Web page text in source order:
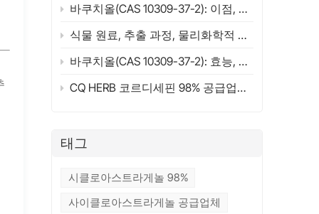
바쿠치올(CAS 10309-37-2): 이점, 응용 분야, 과학 연구 및 공급업체 선정 가이드(2026)
식물 원료, 추출 과정, 물리화학적 특성 및 작용 메커니즘
바쿠치올(CAS 10309-37-2): 효능, 활용법, 레티놀 비교 및 ​​구매 가이드 (2026)
CQ HERB 코르디세핀 98% 공급업체 및 제조업체 | 코르디세핀 CAS 73-03-0
태그
시클로아스트라게놀 98%
사이클로아스트라게놀 공급업체